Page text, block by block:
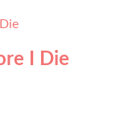
I Die